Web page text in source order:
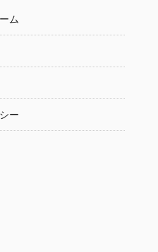
ム
ー